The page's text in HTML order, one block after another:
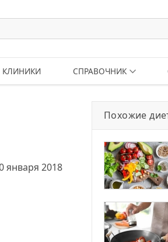
КЛИНИКИ СПРАВОЧНИК
января 2018
Похожие